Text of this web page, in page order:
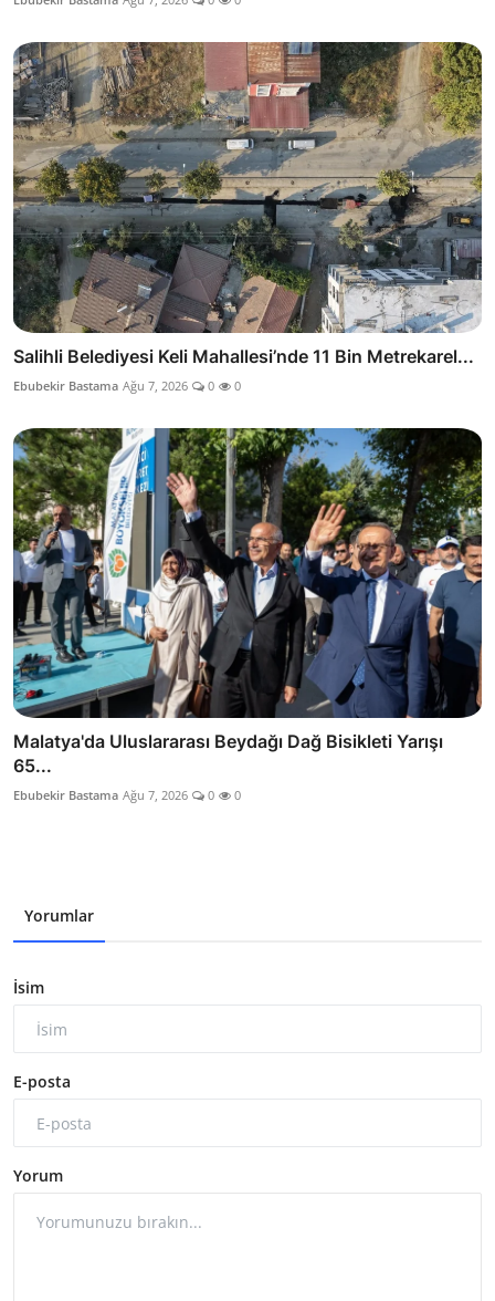
Salihli Belediyesi Keli Mahallesi’nde 11 Bin Metrekarel...
Ebubekir Bastama Ağu 7, 2026 0 0
Malatya'da Uluslararası Beydağı Dağ Bisikleti Yarışı
65...
Ebubekir Bastama Ağu 7, 2026 0 0
Yorumlar
İsim
E-posta
Yorum